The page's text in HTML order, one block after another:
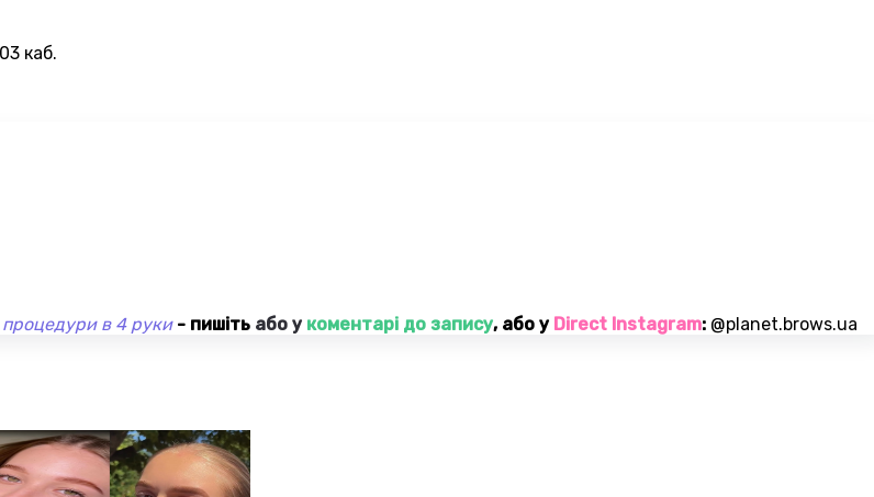
каб.
процедури в 4 руки- пишіть або у коментарі до запису, або у Direct Instagram: @planet.brows.ua